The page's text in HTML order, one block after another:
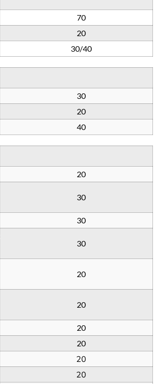
70
20
30/40
30
20
40
20
30
30
30
20
20
20
20
20
20